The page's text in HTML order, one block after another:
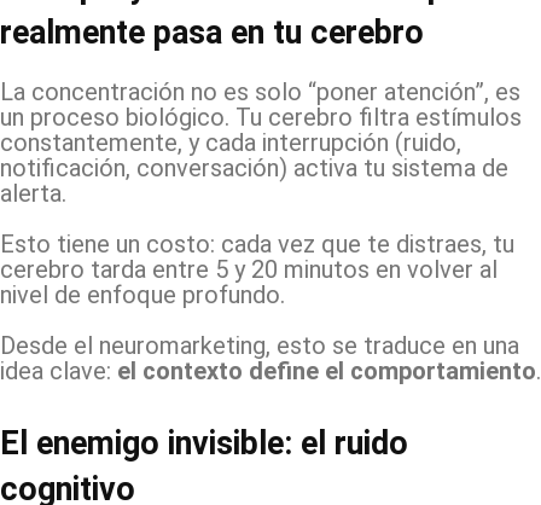
realmente pasa en tu cerebro
La concentración no es solo “poner atención”, es
un proceso biológico. Tu cerebro filtra estímulos
constantemente, y cada interrupción (ruido,
notificación, conversación) activa tu sistema de
alerta.
Esto tiene un costo: cada vez que te distraes, tu
cerebro tarda entre 5 y 20 minutos en volver al
nivel de enfoque profundo.
Desde el neuromarketing, esto se traduce en una
idea clave: el contexto define el comportamiento.
El enemigo invisible: el ruido
cognitivo